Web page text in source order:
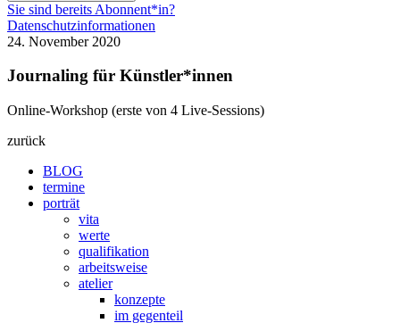
Sie sind bereits Abonnent*in?
Datenschutzinformationen
24. November 2020
Journaling für Künstler*innen
Online-Workshop (erste von 4 Live-Sessions)
zurück
BLOG
termine
porträt
vita
werte
qualifikation
arbeitsweise
atelier
konzepte
im gegenteil